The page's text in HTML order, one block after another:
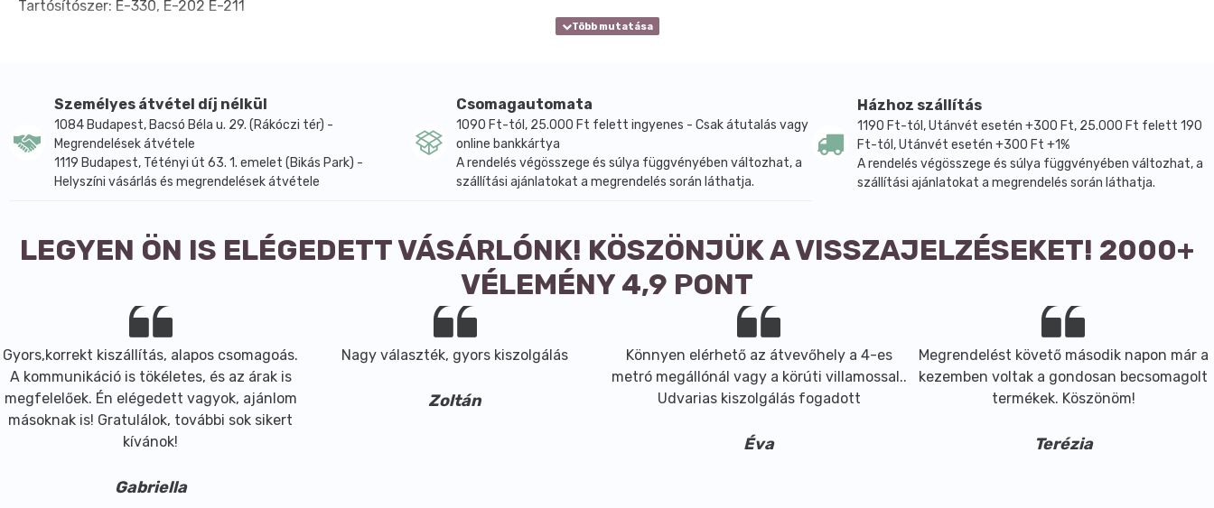
Tartósítószer: E-330, E-202 E-211
Személyes átvétel díj nélkül
1084 Budapest, Bacsó Béla u. 29. (Rákóczi tér) -
Megrendelések átvétele
1119 Budapest, Tétényi út 63. 1. emelet (Bikás Park) -
Helyszíni vásárlás és megrendelések átvétele
Csomagautomata
1090 Ft-tól, 25.000 Ft felett ingyenes - Csak átutalás vagy
online bankkártya
A rendelés végösszege és súlya függvényében változhat, a
szállítási ajánlatokat a megrendelés során láthatja.
Házhoz szállítás
1190 Ft-tól, Utánvét esetén +300 Ft, 25.000 Ft felett 190
Ft-tól, Utánvét esetén +300 Ft +1%
A rendelés végösszege és súlya függvényében változhat, a
szállítási ajánlatokat a megrendelés során láthatja.
LEGYEN ÖN IS ELÉGEDETT VÁSÁRLÓNK! KÖSZÖNJÜK A VISSZAJELZÉSEKET! 2000+
VÉLEMÉNY 4,9 PONT
Gyors,korrekt kiszállítás, alapos csomagoás.
A kommunikáció is tökéletes, és az árak is
megfelelőek. Én elégedett vagyok, ajánlom
másoknak is! Gratulálok, további sok sikert
kívánok!
Gabriella
Nagy választék, gyors kiszolgálás
Zoltán
Könnyen elérhető az átvevőhely a 4-es
metró megállónál vagy a körúti villamossal..
Udvarias kiszolgálás fogadott
Éva
Megrendelést követő második napon már a
kezemben voltak a gondosan becsomagolt
termékek. Köszönöm!
Terézia